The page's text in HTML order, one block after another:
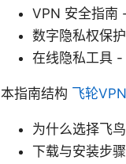
VPN 安全指南
数字隐私权保
在线隐私工具
本指南结构 飞轮
为什么选择飞
下载与安装步骤